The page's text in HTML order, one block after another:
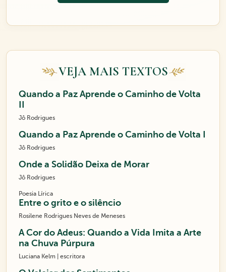
VEJA MAIS TEXTOS
Quando a Paz Aprende o Caminho de Volta
Jô Rodrigues
Quando a Paz Aprende o Caminho de Volta I
Jô Rodrigues
Onde a Solidão Deixa de Morar
Jô Rodrigues
Poesia Lírica
Entre o grito e o silêncio
Rosilene Rodrigues Neves de Meneses
A Cor do Adeus: Quando a Vida Imita a Arte
na Chuva Púrpura
Luciana Kelm | escritora